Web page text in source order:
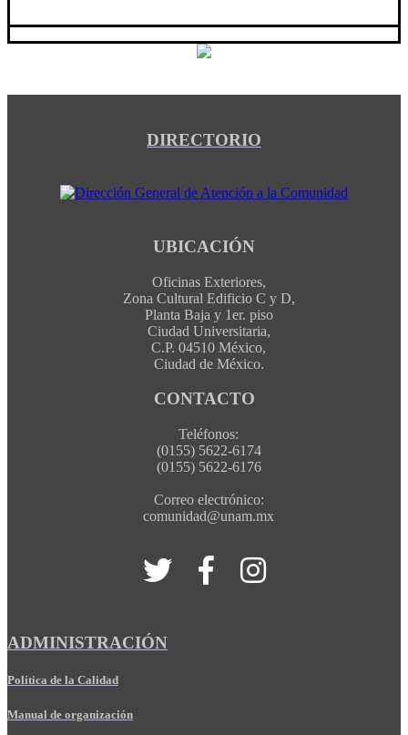
DIRECTORIO
UBICACIÓN
Oficinas Exteriores,
Zona Cultural Edificio C y D,
Planta Baja y 1er. piso
Ciudad Universitaria,
C.P. 04510 México,
Ciudad de México.
CONTACTO
Teléfonos:
(0155) 5622-6174
(0155) 5622-6176
Correo electrónico:
comunidad@unam.mx
ADMINISTRACIÓN
Política de la Calidad
Manual de organización